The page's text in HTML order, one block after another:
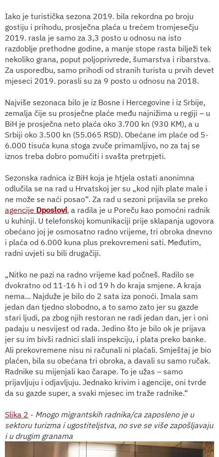
Iako je turistička sezona 2019. bila rekordna po broju
gostiju i prihodu, prosječna plaća u trećem tromjesečju
2019. rasla je samo za 3,3 posto u odnosu na isto
razdoblje prethodne godine, a manje stope rasta bilježi tek
nekoliko grana, poput poljoprivrede, šumarstva i ribarstva.
Za usporedbu, samo prihodi od stranih turista u prvih devet
mjeseci 2019. porasli su za 9 posto u odnosu na 2018.
Najviše sezonaca bilo je iz Bosne i Hercegovine i iz Srbije,
zemalja čije su prosječne plaće među najnižima u regiji – u
BiH je prosječna neto plaća oko 3.700 kn (930 KM), a u
Srbiji oko 3.500 kn (55.065 RSD). Obećane im plaće od 5-
6.000 tisuća kuna stoga zvuče primamljivo, no za taj se
iznos treba dobro pomučiti i svašta pretrpjeti.
Sezonska radnica iz BiH koja je htjela ostati anonimna
odlučila se na rad u Hrvatskoj jer su „kod njih plate male i
ne može se naći posao“. Za rad u sezoni prijavila se preko
agencije Dposlovi, a radila je u Poreču kao pomoćni radnik
u kuhinji. U telefonskoj komunikaciji prije sklapanja ugovora
obećano joj je osmosatno radno vrijeme, tri obroka dnevno
i plaća od 6.000 kuna plus prekovremeni sati. Međutim,
radni uvjeti su bili drugačiji.
„Nitko ne pazi na radno vrijeme kad počneš. Radilo se
dvokratno od 11-16 h i od 19 h do kraja smjene. A kraja
nema... Najduže je bilo do 2 sata iza ponoći. Imala sam
jedan dan tjedno slobodno, a to samo zato jer su gazde
stari ljudi, pa zbog njih restoran ne radi jedan dan, jer i oni
padaju u nesvijest od rada. Jedino što je bilo ok je prijava
jer su im bivši radnici slali inspekciju, i plata preko banke.
Ali prekovremene nisu ni računali ni plaćali. Smještaj je bio
plaćen, bila su obećana tri obroka, a davali su samo ručak.
Radnike su mijenjali kao čarape. To je užas – samo
prijavljuju i odjavljuju. Jednako krivim i agencije, oni tvrde
da su gazde super, a svaki mjesec im traže radnike.“
Slika 2 - Mnogo migrantskih radnika/ca zaposleno je u
sektoru turizma i ugostiteljstva, no sve se više zapošljavaju
i u drugim granama